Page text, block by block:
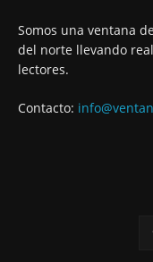
Somos una ventana
del norte llevando
lectores.
Contacto: